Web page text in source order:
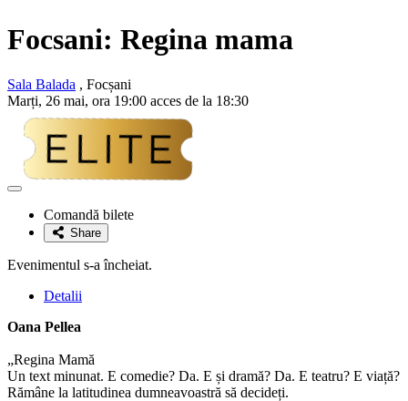
Focsani: Regina mama
Sala Balada , Focșani
Marți, 26 mai, ora 19:00 acces de la 18:30
Adaugă
favoriteComandă bilete
Share
Evenimentul s-a încheiat.
Detalii
Oana Pellea
„Regina Mamă
Un text minunat. E comedie? Da. E și dramă? Da. E teatru? E viață?
Rămâne la latitudinea dumneavoastră să decideți.